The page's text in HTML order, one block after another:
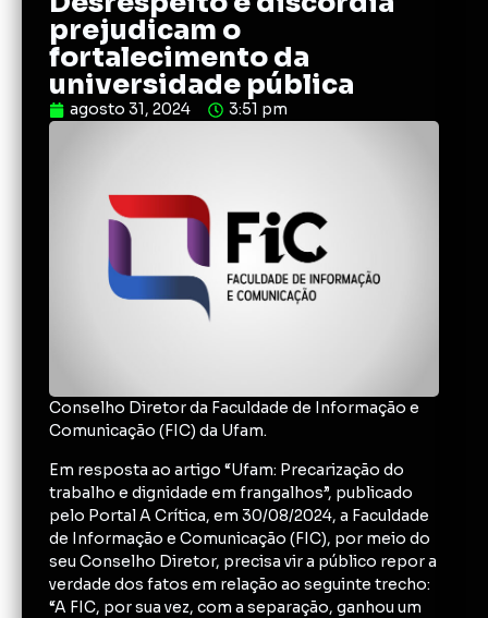
prejudicam o
fortalecimento da
universidade pública
agosto 31, 2024 3:51 pm
Conselho Diretor da Faculdade de Informação e
Comunicação (FIC) da Ufam.
Em resposta ao artigo “Ufam: Precarização do
trabalho e dignidade em frangalhos”, publicado
pelo Portal A Crítica, em 30/08/2024, a Faculdade
de Informação e Comunicação (FIC), por meio do
seu Conselho Diretor, precisa vir a público repor a
verdade dos fatos em relação ao seguinte trecho:
“A FIC, por sua vez, com a separação, ganhou um